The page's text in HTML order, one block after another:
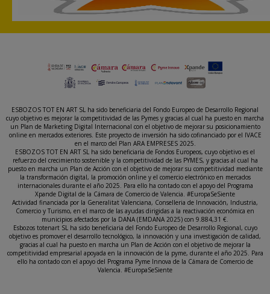
ESBOZOS TOT EN ART SL ha sido beneficiaria del Fondo Europeo de Desarrollo Regional
cuyo objetivo es mejorar la competitividad de las Pymes y gracias al cual ha puesto en marcha
un Plan de Marketing Digital Internacional con el objetivo de mejorar su posicionamiento
online en mercados exteriores. Este proyecto de inversión ha sido cofinanciado por el IVACE
en el marco del Plan ARA EMPRESES 2025.
ESBOZOS TOT EN ART SL ha sido beneficiaria de Fondos Europeos, cuyo objetivo es el
refuerzo del crecimiento sostenible y la competitividad de las PYMES, y gracias al cual ha
puesto en marcha un Plan de Acción con el objetivo de mejorar su competitividad mediante
la transformación digital, la promoción online y el comercio electrónico en mercados
internacionales durante el año 2025. Para ello ha contado con el apoyo del Programa
Xpande Digital de la Cámara de Comercio de Valencia. #EuropaSeSiente
Actividad financiada por la Generalitat Valenciana, Conselleria de Innovación, Industria,
Comercio y Turismo, en el marco de las ayudas dirigidas a la reactivación económica en
municipios afectados por la DANA (EMDANA 2025) con 9.884,31 €.
Esbozos totenart SL ha sido beneficiaria del Fondo Europeo de Desarrollo Regional, cuyo
objetivo es promover el desarrollo tecnológico, la innovación y una investigación de calidad,
gracias al cual ha puesto en marcha un Plan de Acción con el objetivo de mejorar la
competitividad empresarial apoyada en la innovación de la pyme, durante el año 2025. Para
ello ha contado con el apoyo del Programa Pyme Innova de la Cámara de Comercio de
Valencia. #EuropaSeSiente